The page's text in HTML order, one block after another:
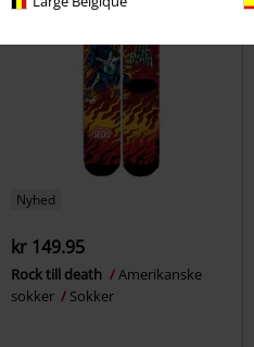
Nyhed
kr 149.95
Rock till death
Amerikanske
sokker
Sokker